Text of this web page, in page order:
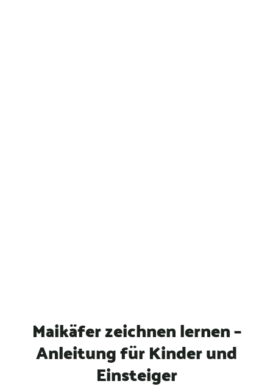
Maikäfer zeichnen lernen –
Anleitung für Kinder und
Einsteiger